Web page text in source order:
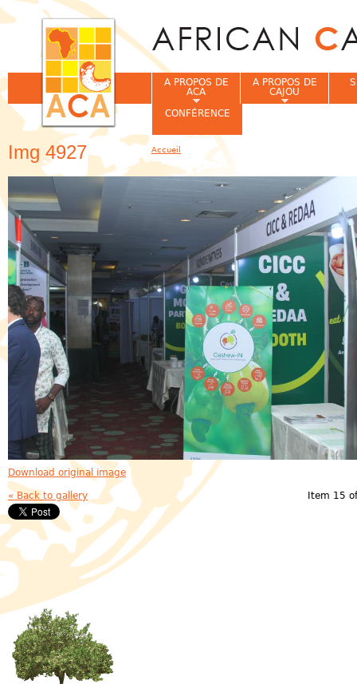
Img 4927
Download original image
« Back to gallery Item 15
A PROPOS DE
ACA
A PROPOS DE
CAJOU
CONFÉRENCE
Vous êtes ici
Accueil